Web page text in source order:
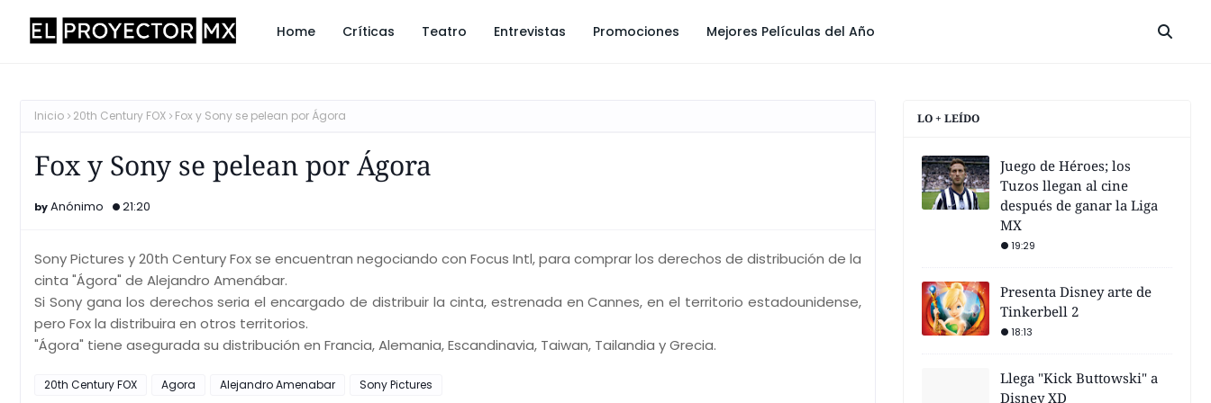
Home Críticas Teatro Entrevistas Promociones Mejores Películas del Año
Inicio 20th Century FOX Fox y Sony se pelean por Ágora
Fox y Sony se pelean por Ágora
Anónimo 21:20
Sony Pictures y 20th Century Fox se encuentran negociando con Focus Intl, para comprar los derechos de distribución de la
cinta "Ágora" de Alejandro Amenábar.
Si Sony gana los derechos seria el encargado de distribuir la cinta, estrenada en Cannes, en el territorio estadounidense,
pero Fox la distribuira en otros territorios.
"Ágora" tiene asegurada su distribución en Francia, Alemania, Escandinavia, Taiwan, Tailandia y Grecia.
20th Century FOX Agora Alejandro Amenabar Sony Pictures
LO + LEÍDO
Juego de Héroes; los
Tuzos llegan al cine
después de ganar la Liga
MX
19:29
Presenta Disney arte de
Tinkerbell 2
18:13
Llega "Kick Buttowski" a
Disney XD